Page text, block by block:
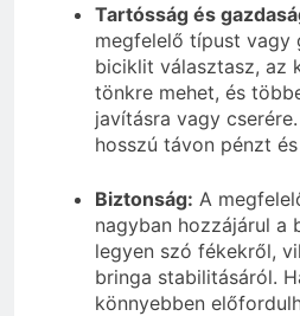
Tartósság és
megfelelő típust vagy
biciklit választasz, az
tönkre mehet, és
javításra vagy
hosszú távon pénzt
Biztonság: A
nagyban hozzájárul a
legyen szó fékekről,
bringa stabilitásáról.
könnyebben